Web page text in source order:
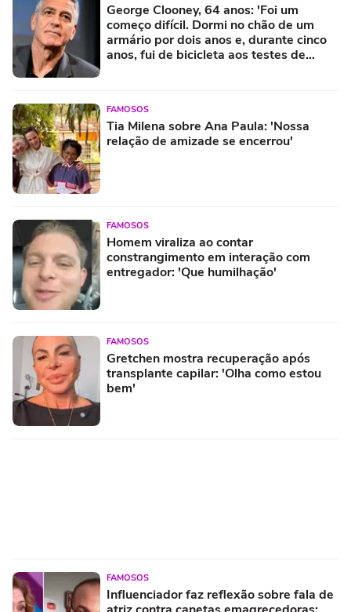
George Clooney, 64 anos: 'Foi um
começo difícil. Dormi no chão de um
armário por dois anos e, durante cinco
anos, fui de bicicleta aos testes de
FAMOSOS
Tia Milena sobre Ana Paula: 'Nossa
relação de amizade se encerrou'
FAMOSOS
Homem viraliza ao contar
constrangimento em interação com
entregador: 'Que humilhação'
FAMOSOS
Gretchen mostra recuperação após
transplante capilar: 'Olha como estou
bem'
FAMOSOS
Influenciador faz reflexão sobre fala de